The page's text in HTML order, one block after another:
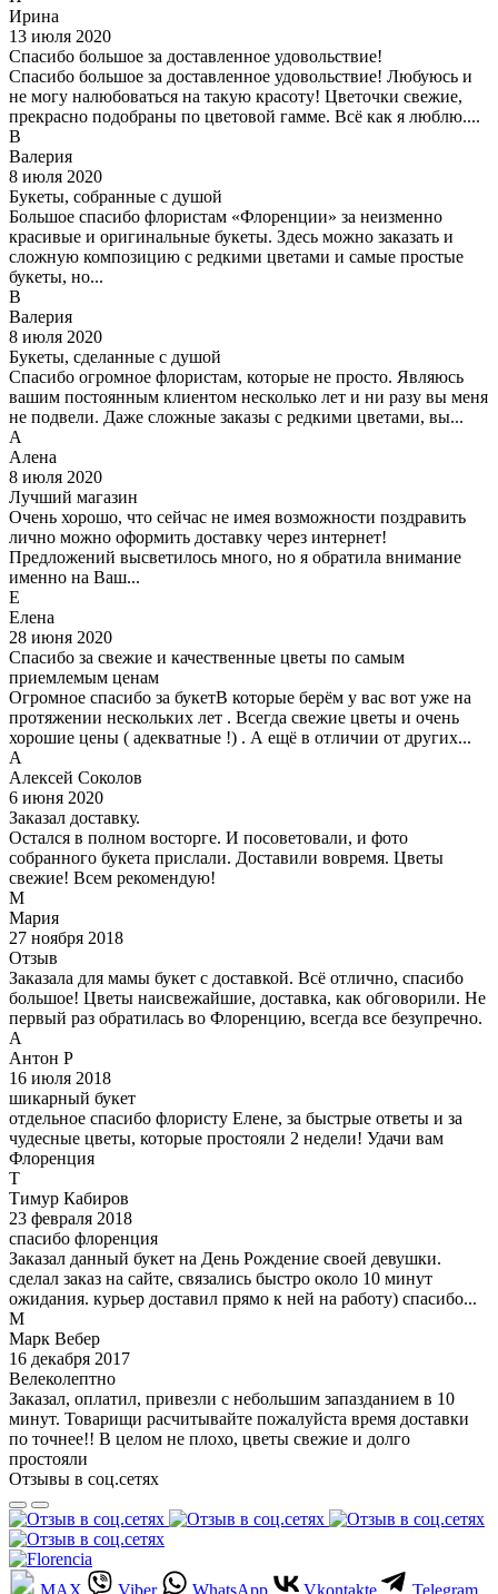
Ирина
13 июля 2020
Спасибо большое за доставленное удовольствие!
Спасибо большое за доставленное удовольствие! Любуюсь и
не могу налюбоваться на такую красоту! Цветочки свежие,
прекрасно подобраны по цветовой гамме. Всё как я люблю....
В
Валерия
8 июля 2020
Букеты, собранные с душой
Большое спасибо флористам «Флоренции» за неизменно
красивые и оригинальные букеты. Здесь можно заказать и
сложную композицию с редкими цветами и самые простые
букеты, но...
В
Валерия
8 июля 2020
Букеты, сделанные с душой
Спасибо огромное флористам, которые не просто. Являюсь
вашим постоянным клиентом несколько лет и ни разу вы меня
не подвели. Даже сложные заказы с редкими цветами, вы...
А
Алена
8 июля 2020
Лучший магазин
Очень хорошо, что сейчас не имея возможности поздравить
лично можно оформить доставку через интернет!
Предложений высветилось много, но я обратила внимание
именно на Ваш...
Е
Елена
28 июня 2020
Спасибо за свежие и качественные цветы по самым
приемлемым ценам
Огромное спасибо за букетВ которые берём у вас вот уже на
протяжении нескольких лет . Всегда свежие цветы и очень
хорошие цены ( адекватные !) . А ещё в отличии от других...
А
Алексей Соколов
6 июня 2020
Заказал доставку.
Остался в полном восторге. И посоветовали, и фото
собранного букета прислали. Доставили вовремя. Цветы
свежие! Всем рекомендую!
М
Мария
27 ноября 2018
Отзыв
Заказала для мамы букет с доставкой. Всё отлично, спасибо
большое! Цветы наисвежайшие, доставка, как обговорили. Не
первый раз обратилась во Флоренцию, всегда все безупречно.
А
Антон Р
16 июля 2018
шикарный букет
отдельное спасибо флористу Елене, за быстрые ответы и за
чудесные цветы, которые простояли 2 недели! Удачи вам
Флоренция
Т
Тимур Кабиров
23 февраля 2018
спасибо флоренция
Заказал данный букет на День Рождение своей девушки.
сделал заказ на сайте, связались быстро около 10 минут
ожидания. курьер доставил прямо к ней на работу) спасибо...
М
Марк Вебер
16 декабря 2017
Велеколептно
Заказал, оплатил, привезли с небольшим запазданием в 10
минут. Товарищи расчитывайте пожалуйста время доставки
по точнее!! В целом не плохо, цветы свежие и долго
простояли
Отзывы в соц.сетях
MAX Viber WhatsApp Vkontakte Telegram